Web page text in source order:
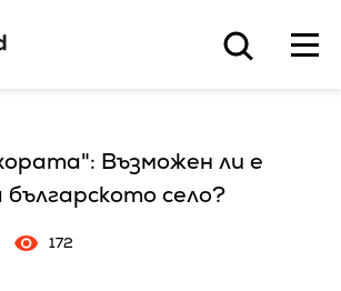
Възможен ли е
българското село?
172